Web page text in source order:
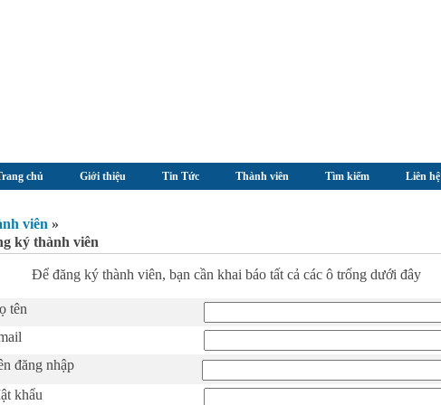
chủ Giới thiệu Tin Tức Thành viên Tìm kiếm Liên hệ
viên »
ký thành viên
Để đăng ký thành viên, bạn cần khai báo tất cả các ô trống dưới đây
tên
đăng nhập
khẩu